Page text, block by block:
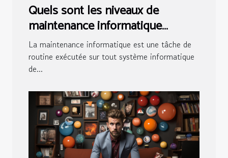
Quels sont les niveaux de
maintenance informatique
existants ?
La maintenance informatique est une tâche de
routine exécutée sur tout système informatique
de...